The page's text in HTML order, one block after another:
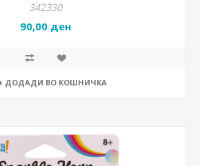
342330
90,00 ден
ДОДАДИ ВО КОШНИЧКА